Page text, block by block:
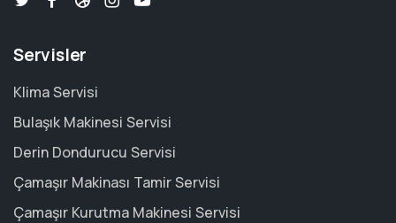
Servisler
Klima Servisi
Bulaşık Makinesi Servisi
Derin Dondurucu Servisi
Çamaşır Makinası Tamir Servisi
Çamaşır Kurutma Makinesi Servisi